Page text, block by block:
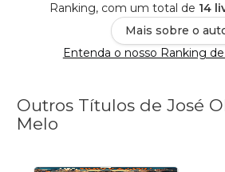
Ranking, com um total de 14
Mais sobre o
Entenda o nosso Ranking
Outros Títulos de José
Melo